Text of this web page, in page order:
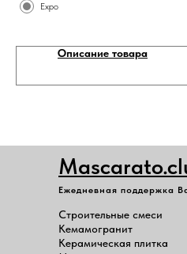
Expo
Описание товара
Ежедневная поддержка
Строительные смеси
Кемамогранит
Керамическая плитка